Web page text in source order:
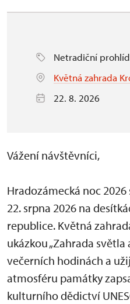
Netradiční
Květná zahrada
22. 8. 2026
Vážení návštěvníci,
Hradozámecká noc
22. srpna 2026 na
republice. Květná
ukázkou „Zahrada světla
večerních hodinách a
atmosféru památky
kulturního dědictví